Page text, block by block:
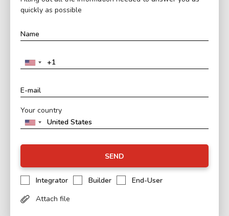
quickly as possible
Your country
SEND
Integrator Builder
End-User
Attach file